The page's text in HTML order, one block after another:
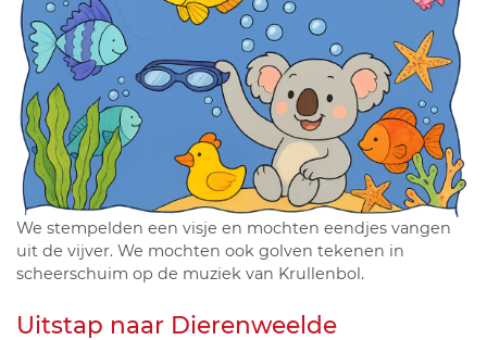
We stempelden een visje en mochten eendjes vangen
uit de vijver. We mochten ook golven tekenen in
scheerschuim op de muziek van Krullenbol.
Uitstap naar Dierenweelde